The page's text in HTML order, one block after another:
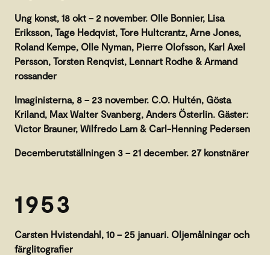
Ung konst, 18 okt – 2 november. Olle Bonnier, Lisa
Eriksson, Tage Hedqvist, Tore Hultcrantz, Arne Jones,
Roland Kempe, Olle Nyman, Pierre Olofsson, Karl Axel
Persson, Torsten Renqvist, Lennart Rodhe & Armand
rossander
Imaginisterna, 8 – 23 november. C.O. Hultén, Gösta
Kriland, Max Walter Svanberg, Anders Österlin. Gäster:
Victor Brauner, Wilfredo Lam & Carl-Henning Pedersen
Decemberutställningen 3 – 21 december. 27 konstnärer
1953
Carsten Hvistendahl, 10 – 25 januari. Oljemålningar och
färglitografier